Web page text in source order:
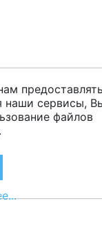
наши сервисы,
файлов